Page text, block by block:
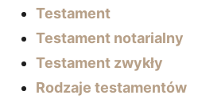
Testament
Testament notarialny
Testament zwykły
Rodzaje testamentów